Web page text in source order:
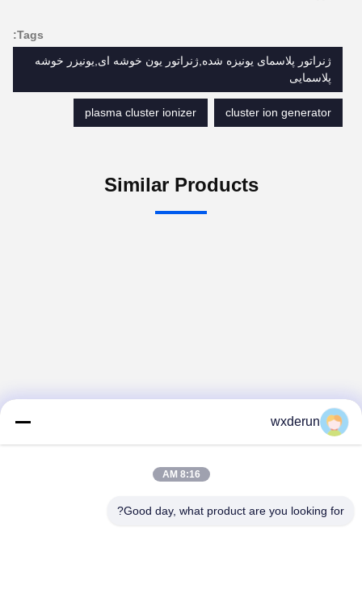
Tags:
ژنراتور پلاسمای یونیزه شده,ژنراتور یون خوشه ای,یونیزر خوشه
پلاسمایی
cluster ion generator
plasma cluster ionizer
Similar Products
wxderun
8:16 AM
Good day, what product are you looking for?